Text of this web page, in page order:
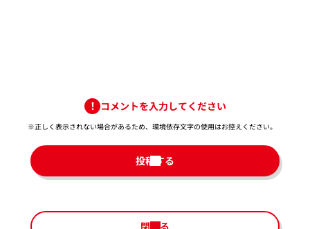
コメントを入力してください
※正しく表示されない場合があるため、環境依存文字の使用はお控えください。​
投稿する